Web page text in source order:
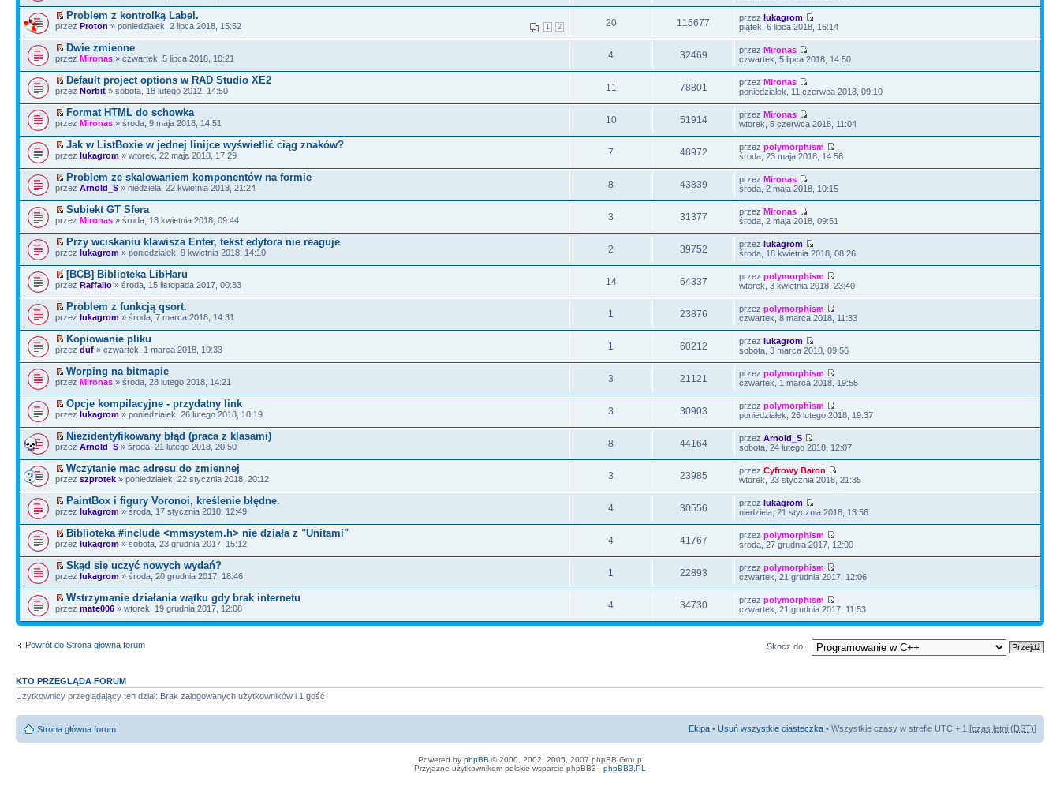
Problem z kontrolką Label.
1 2
przez Proton » poniedziałek, 2 lipca 2018, 15:52 20 115677 przezlukagrom
piątek, 6 lipca 2018, 16:14
Dwie zmienne
przez Mironas » czwartek, 5 lipca 2018, 10:21 4 32469 przezMironas
czwartek, 5 lipca 2018, 14:50
Default project options w RAD Studio XE2
przez Norbit » sobota, 18 lutego 2012, 14:50 11 78801 przezMironas
poniedziałek, 11 czerwca 2018, 09:10
Format HTML do schowka
przez Mironas » środa, 9 maja 2018, 14:51 10 51914 przezMironas
wtorek, 5 czerwca 2018, 11:04
Jak w ListBoxie w jednej linijce wyświetlić ciąg znaków?
przez lukagrom » wtorek, 22 maja 2018, 17:29 7 48972 przezpolymorphism
środa, 23 maja 2018, 14:56
Problem ze skalowaniem komponentów na formie
przez Arnold_S » niedziela, 22 kwietnia 2018, 21:24 8 43839 przezMironas
środa, 2 maja 2018, 10:15
Subiekt GT Sfera
przez Mironas » środa, 18 kwietnia 2018, 09:44 3 31377 przezMironas
środa, 2 maja 2018, 09:51
Przy wciskaniu klawisza Enter, tekst edytora nie reaguje
przez lukagrom » poniedziałek, 9 kwietnia 2018, 14:10 2 39752 przezlukagrom
środa, 18 kwietnia 2018, 08:26
[BCB] Biblioteka LibHaru
przez Raffallo » środa, 15 listopada 2017, 00:33 14 64337 przezpolymorphism
wtorek, 3 kwietnia 2018, 23:40
Problem z funkcją qsort.
przez lukagrom » środa, 7 marca 2018, 14:31 1 23876 przezpolymorphism
czwartek, 8 marca 2018, 11:33
Kopiowanie pliku
przez duf » czwartek, 1 marca 2018, 10:33 1 60212 przezlukagrom
sobota, 3 marca 2018, 09:56
Worping na bitmapie
przez Mironas » środa, 28 lutego 2018, 14:21 3 21121 przezpolymorphism
czwartek, 1 marca 2018, 19:55
Opcje kompilacyjne - przydatny link
przez lukagrom » poniedziałek, 26 lutego 2018, 10:19 3 30903 przezpolymorphism
poniedziałek, 26 lutego 2018, 19:37
Niezidentyfikowany błąd (praca z klasami)
przez Arnold_S » środa, 21 lutego 2018, 20:50 8 44164 przezArnold_S
sobota, 24 lutego 2018, 12:07
Wczytanie mac adresu do zmiennej
przez szprotek » poniedziałek, 22 stycznia 2018, 20:12 3 23985 przezCyfrowy Baron
wtorek, 23 stycznia 2018, 21:35
PaintBox i figury Voronoi, kreślenie błędne.
przez lukagrom » środa, 17 stycznia 2018, 12:49 4 30556 przezlukagrom
niedziela, 21 stycznia 2018, 13:56
Biblioteka #include <mmsystem.h> nie działa z "Unitami"
przez lukagrom » sobota, 23 grudnia 2017, 15:12 4 41767 przezpolymorphism
środa, 27 grudnia 2017, 12:00
Skąd się uczyć nowych wydań?
przez lukagrom » środa, 20 grudnia 2017, 18:46 1 22893 przezpolymorphism
czwartek, 21 grudnia 2017, 12:06
Wstrzymanie działania wątku gdy brak internetu
przez mate006 » wtorek, 19 grudnia 2017, 12:08 4 34730 przezpolymorphism
czwartek, 21 grudnia 2017, 11:53
Powrót do Strona główna forum Skocz do:
KTO PRZEGLĄDA FORUM
Użytkownicy przeglądający ten dział: Brak zalogowanych użytkowników i 1 gość
Strona główna forum Ekipa • Usuń wszystkie ciasteczka • Wszystkie czasy w strefie UTC + 1 [czas letni (DST)]
Powered by phpBB © 2000, 2002, 2005, 2007 phpBB Group
Przyjazne użytkownikom polskie wsparcie phpBB3 - phpBB3.PL